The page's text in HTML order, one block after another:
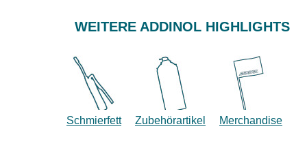
WEITERE ADDINOL HIGHLIGHTS
Schmierfett Zubehörartikel Merchandise